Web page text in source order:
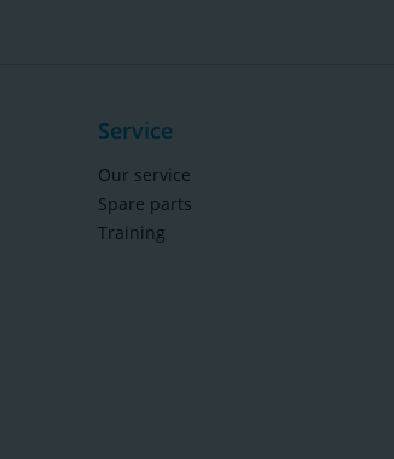
Service
Our service
Spare parts
Training